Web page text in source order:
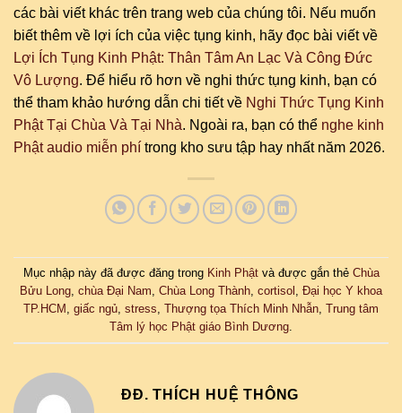
các bài viết khác trên trang web của chúng tôi. Nếu muốn
biết thêm về lợi ích của việc tụng kinh, hãy đọc bài viết về
Lợi Ích Tụng Kinh Phật: Thân Tâm An Lạc Và Công Đức
Vô Lượng. Để hiểu rõ hơn về nghi thức tụng kinh, bạn có
thể tham khảo hướng dẫn chi tiết về Nghi Thức Tụng Kinh
Phật Tại Chùa Và Tại Nhà. Ngoài ra, bạn có thể nghe kinh
Phật audio miễn phí trong kho sưu tập hay nhất năm 2026.
Mục nhập này đã được đăng trong Kinh Phậtvà được gắn thẻ Chùa
Bửu Long chùa Đại Nam Chùa Long Thành cortisol Đại học Y khoa
TP.HCM giấc ngủ stress Thượng tọa Thích Minh Nhẫn Trung tâm
Tâm lý học Phật giáo Bình Dương
ĐĐ. THÍCH HUỆ THÔNG